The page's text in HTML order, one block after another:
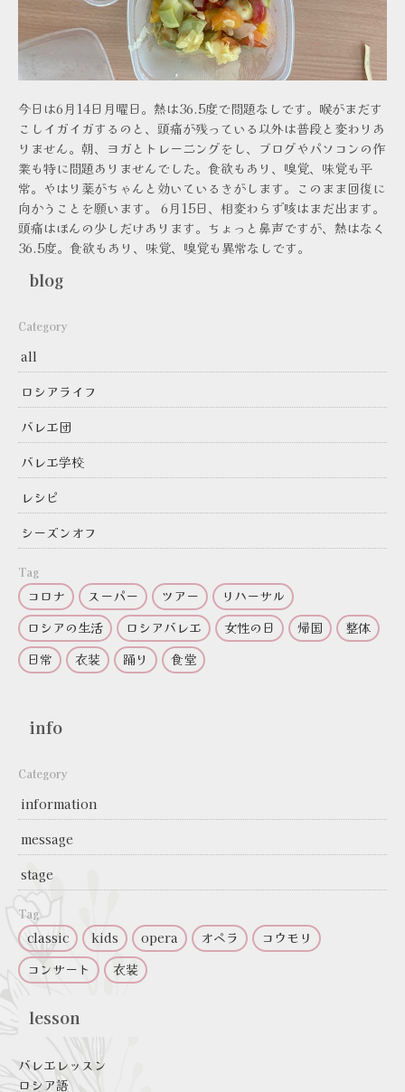
今日は6月14日月曜日。熱は36.5度で問題なしです。喉がまだす
こしイガイガするのと、頭痛が残っている以外は普段と変わりあ
りません。朝、ヨガとトレーニングをし、ブログやパソコンの作
業も特に問題ありませんでした。食欲もあり、嗅覚、味覚も平
常。やはり薬がちゃんと効いているきがします。このまま回復に
向かうことを願います。 6月15日、相変わらず咳はまだ出ます。
頭痛はほんの少しだけあります。ちょっと鼻声ですが、熱はなく
36.5度。食欲もあり、味覚、嗅覚も異常なしです。
blog
Category
all
ロシアライフ
バレエ団
バレエ学校
レシピ
シーズンオフ
Tag
コロナ スーパー ツアー
リハーサル
ロシアの生活
ロシアバレエ 女性の日 帰国
整体
日常
衣装 踊り 食堂
info
Category
information
message
stage
Tag
classic kids opera オペラ
コウモリ
コンサート
衣装
lesson
バレエレッスン
ロシア語